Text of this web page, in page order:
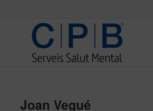
Joan Vegué